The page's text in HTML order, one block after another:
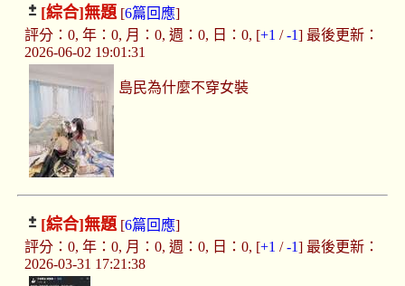
[綜合]無題[6篇回應]
評分：0, 年：0, 月：0, 週：0, 日：0, [+1 /-1] 最後更新：
2026-06-02 19:01:31
島民為什麼不穿女裝
[綜合]無題[6篇回應]
評分：0, 年：0, 月：0, 週：0, 日：0, [+1 /-1] 最後更新：
2026-03-31 17:21:38